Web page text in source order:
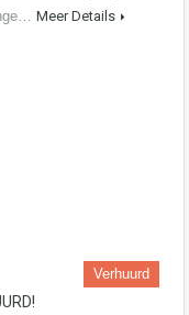
Meer Details
Verhuurd